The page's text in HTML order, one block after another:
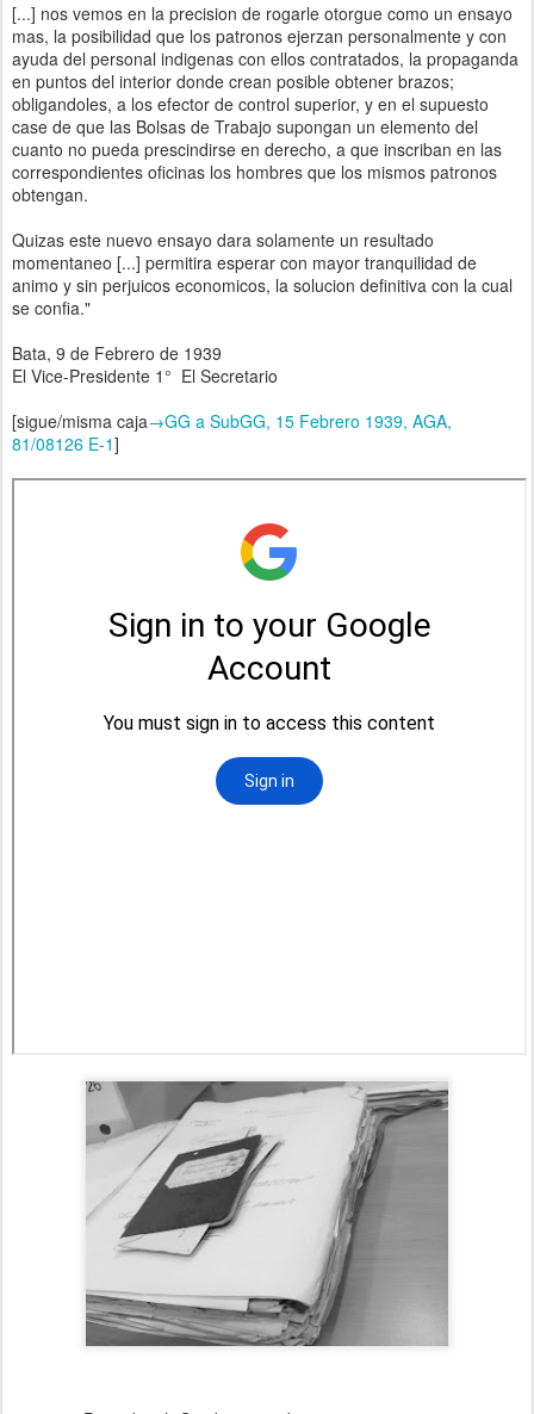
[...] nos vemos en la precision de rogarle otorgue como un ensayo
mas, la posibilidad que los patronos ejerzan personalmente y con
ayuda del personal indigenas con ellos contratados, la propaganda
en puntos del interior donde crean posible obtener brazos;
obligandoles, a los efector de control superior, y en el supuesto
case de que las Bolsas de Trabajo supongan un elemento del
cuanto no pueda prescindirse en derecho, a que inscriban en las
correspondientes oficinas los hombres que los mismos patronos
obtengan.
Quizas este nuevo ensayo dara solamente un resultado
momentaneo [...] permitira esperar con mayor tranquilidad de
animo y sin perjuicos economicos, la solucion definitiva con la cual
se confia."
Bata, 9 de Febrero de 1939
El Vice-Presidente 1° El Secretario
[sigue/misma caja→GG a SubGG, 15 Febrero 1939, AGA,
81/08126 E-1]